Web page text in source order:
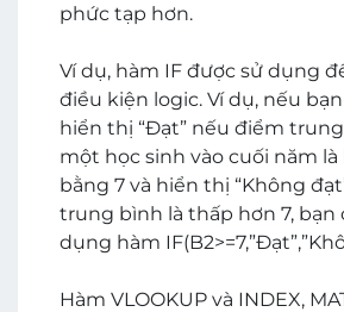
phức tạp hơn.
Ví dụ, hàm IF được sử dụng
điều kiện logic. Ví dụ, nếu
hiển thị “Đạt” nếu điểm
một học sinh vào cuối năm
bằng 7 và hiển thị “Không
trung bình là thấp hơn 7, bạn
dụng hàm
Hàm VLOOKUP và INDEX,